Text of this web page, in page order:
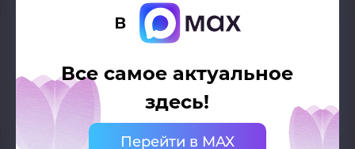
в
Все самое актуальное
здесь!
Перейти в MAX